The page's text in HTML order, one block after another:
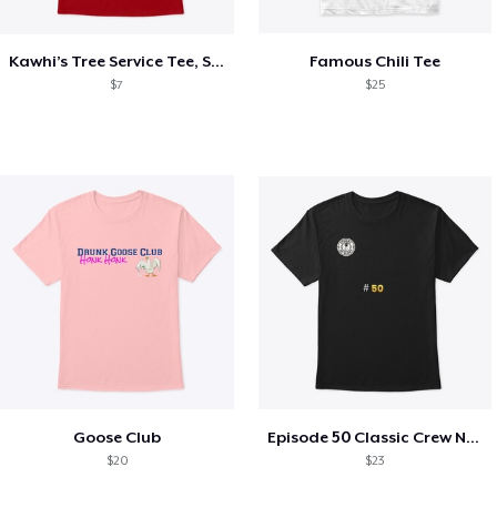
Kawhi’s Tree Service Tee, Shirts, Mug
$7
Famous Chili Tee
$25
Goose Club
$20
Episode 50 Classic Crew Neck T-Shirt
$23